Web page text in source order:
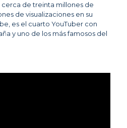
de treinta millones de
de visualizaciones en su
es el cuarto YouTuber con
y uno de los más famosos del